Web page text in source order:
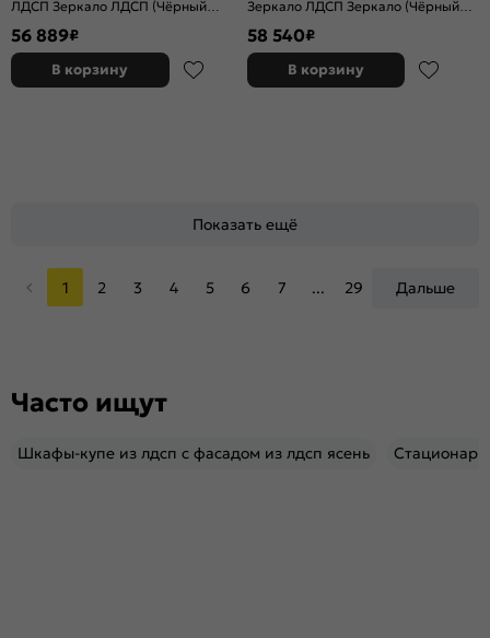
ЛДСП Зеркало ЛДСП (Чёрный
2400x2400x450
56 889₽
В корзину
Зеркало ЛДСП Зеркало (Чёрный
2400x2400x450
58 540₽
В корзину
Показать ещё
1 2 3 4 5 6 7 ... 29 Дальше
Часто ищут
Шкафы-купе из лдсп с фасадом из лдсп ясень